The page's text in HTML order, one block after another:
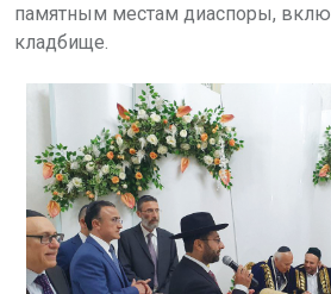
памятным местам диаспоры,
кладбище.